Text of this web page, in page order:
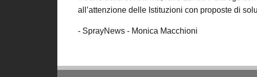
all’attenzione delle Istituzioni con proposte di
- SprayNews - Monica Macchioni